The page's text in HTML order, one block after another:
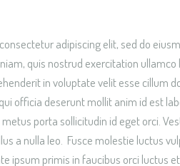
adipiscing elit, sed do
quis nostrud exercitation
in voluptate velit esse cillum
officia deserunt mollit anim id est
porta sollicitudin id eget orci.
a nulla leo. Fusce molestie luctus
ipsum primis in faucibus orci luctus